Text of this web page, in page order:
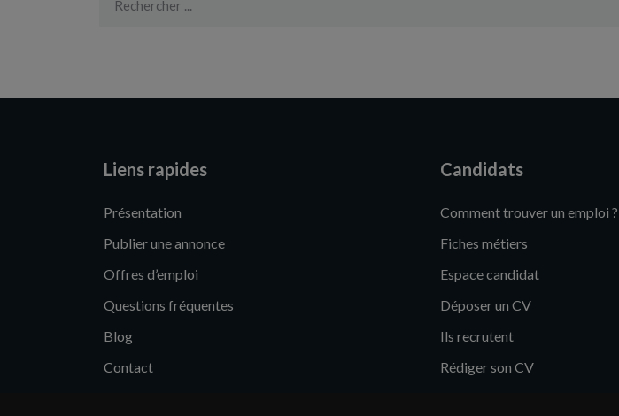
Liens rapides
Présentation
Publier une annonce
Offres d’emploi
Questions fréquentes
Blog
Contact
Candidats
Comment trouver un emploi ?
Fiches métiers
Espace candidat
Déposer un CV
Ils recrutent
Rédiger son CV